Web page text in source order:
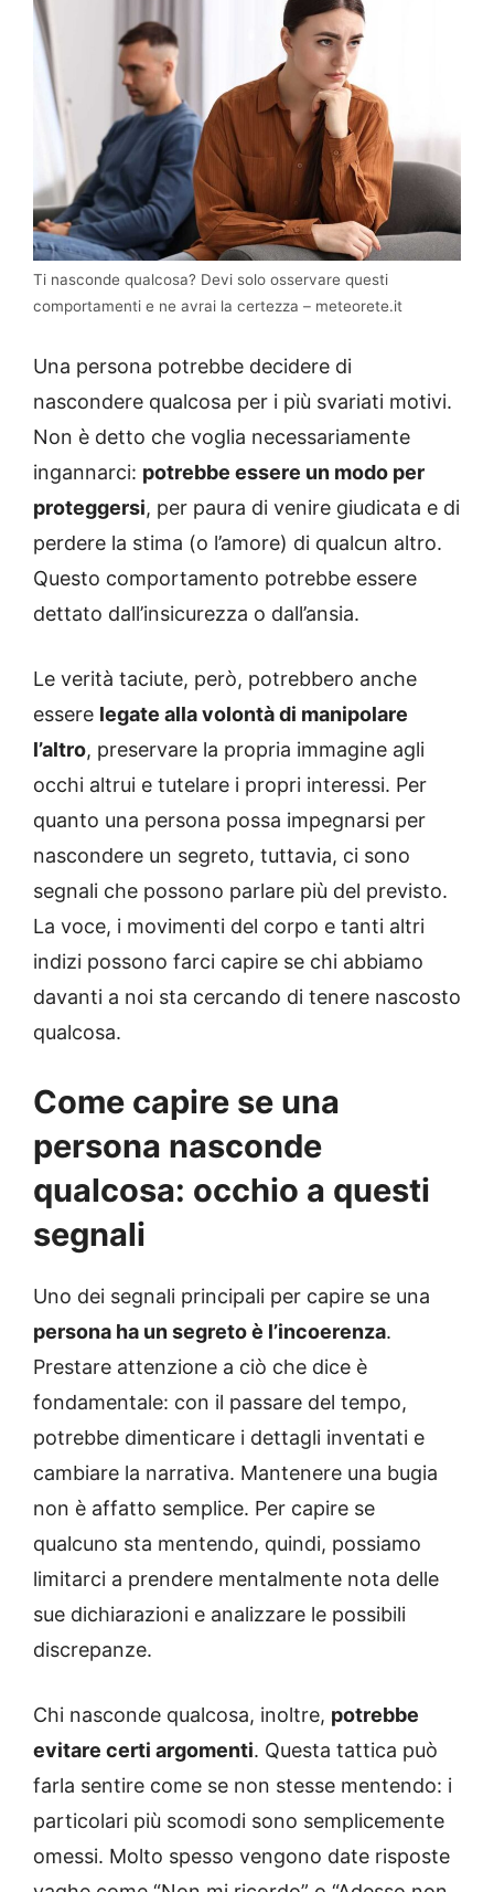
Ti nasconde qualcosa? Devi solo osservare questi
comportamenti e ne avrai la certezza – meteorete.it
Una persona potrebbe decidere di
nascondere qualcosa per i più svariati motivi.
Non è detto che voglia necessariamente
ingannarci: potrebbe essere un modo per
proteggersi, per paura di venire giudicata e di
perdere la stima (o l’amore) di qualcun altro.
Questo comportamento potrebbe essere
dettato dall’insicurezza o dall’ansia.
Le verità taciute, però, potrebbero anche
essere legate alla volontà di manipolare
l’altro, preservare la propria immagine agli
occhi altrui e tutelare i propri interessi. Per
quanto una persona possa impegnarsi per
nascondere un segreto, tuttavia, ci sono
segnali che possono parlare più del previsto.
La voce, i movimenti del corpo e tanti altri
indizi possono farci capire se chi abbiamo
davanti a noi sta cercando di tenere nascosto
qualcosa.
Come capire se una
persona nasconde
qualcosa: occhio a questi
segnali
Uno dei segnali principali per capire se una
persona ha un segreto è l’incoerenza.
Prestare attenzione a ciò che dice è
fondamentale: con il passare del tempo,
potrebbe dimenticare i dettagli inventati e
cambiare la narrativa. Mantenere una bugia
non è affatto semplice. Per capire se
qualcuno sta mentendo, quindi, possiamo
limitarci a prendere mentalmente nota delle
sue dichiarazioni e analizzare le possibili
discrepanze.
Chi nasconde qualcosa, inoltre, potrebbe
evitare certi argomenti. Questa tattica può
farla sentire come se non stesse mentendo: i
particolari più scomodi sono semplicemente
omessi. Molto spesso vengono date risposte